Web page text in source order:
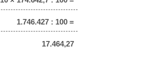
1.746.427 : 100 =
17.464,27